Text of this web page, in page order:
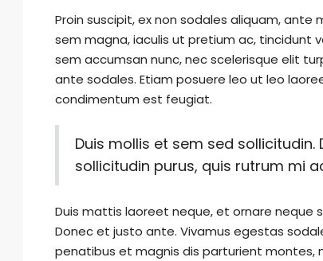
Proin suscipit, ex non sodales aliquam,
sem magna, iaculis ut pretium ac, tincidunt
sem accumsan nunc, nec scelerisque elit
ante sodales. Etiam posuere leo ut leo
condimentum est feugiat.
Duis mollis et sem sed
sollicitudin purus, quis rutrum mi
Duis mattis laoreet neque, et ornare neque
Donec et justo ante. Vivamus egestas
penatibus et magnis dis parturient montes,